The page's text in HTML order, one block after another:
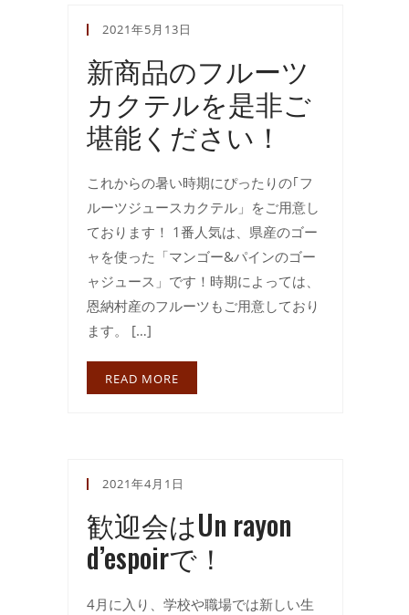
2021年5月13日
新商品のフルーツ
カクテルを是非ご
堪能ください！
これからの暑い時期にぴったりの｢フ
ルーツジュースカクテル」をご用意し
ております！ 1番人気は、県産のゴー
ャを使った「マンゴー&パインのゴー
ャジュース」です！時期によっては、
恩納村産のフルーツもご用意しており
ます。 […]
READ MORE
2021年4月1日
歓迎会はUn rayon
d’espoirで！
4月に入り、学校や職場では新しい生